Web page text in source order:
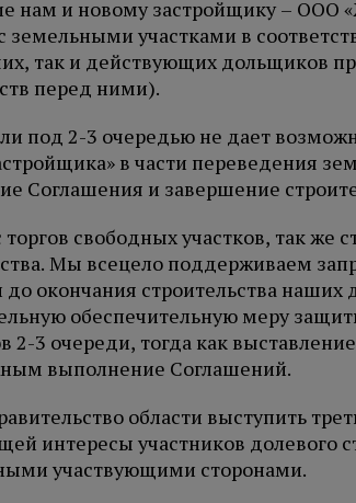
нам и новому застройщику – ООО
земельными участками в
так и действующих дольщиков
перед ними).
под 2-3 очередью не дает
в части переведения
Соглашения и завершение
свободных участков, так же
Мы всецело поддерживаем
до окончания строительства
обеспечительную меру
2-3 очереди, тогда как
выполнение Соглашений.
области выступить
интересы участников долевого
участвующими сторонами.